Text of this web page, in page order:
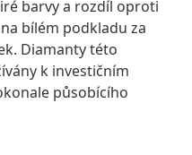
barvy a rozdíl oproti
bílém podkladu za
Diamanty této
k investičním
působícího